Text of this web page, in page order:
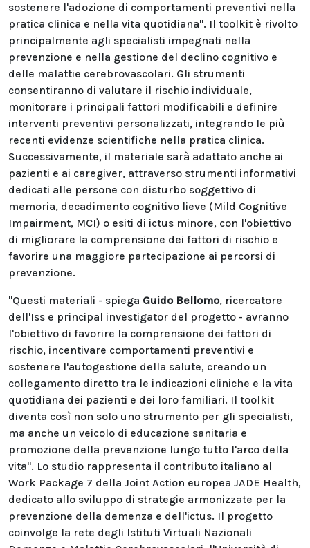
sostenere l'adozione di comportamenti preventivi nella
pratica clinica e nella vita quotidiana". Il toolkit è rivolto
principalmente agli specialisti impegnati nella
prevenzione e nella gestione del declino cognitivo e
delle malattie cerebrovascolari. Gli strumenti
consentiranno di valutare il rischio individuale,
monitorare i principali fattori modificabili e definire
interventi preventivi personalizzati, integrando le più
recenti evidenze scientifiche nella pratica clinica.
Successivamente, il materiale sarà adattato anche ai
pazienti e ai caregiver, attraverso strumenti informativi
dedicati alle persone con disturbo soggettivo di
memoria, decadimento cognitivo lieve (Mild Cognitive
Impairment, MCI) o esiti di ictus minore, con l'obiettivo
di migliorare la comprensione dei fattori di rischio e
favorire una maggiore partecipazione ai percorsi di
prevenzione.
"Questi materiali - spiega Guido Bellomo, ricercatore
dell'Iss e principal investigator del progetto - avranno
l'obiettivo di favorire la comprensione dei fattori di
rischio, incentivare comportamenti preventivi e
sostenere l'autogestione della salute, creando un
collegamento diretto tra le indicazioni cliniche e la vita
quotidiana dei pazienti e dei loro familiari. Il toolkit
diventa così non solo uno strumento per gli specialisti,
ma anche un veicolo di educazione sanitaria e
promozione della prevenzione lungo tutto l'arco della
vita". Lo studio rappresenta il contributo italiano al
Work Package 7 della Joint Action europea JADE Health,
dedicato allo sviluppo di strategie armonizzate per la
prevenzione della demenza e dell'ictus. Il progetto
coinvolge la rete degli Istituti Virtuali Nazionali